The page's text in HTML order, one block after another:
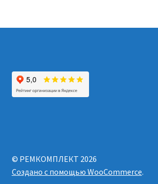
© РЕМКОМПЛЕКТ 2026
Создано с помощью WooCommerce.